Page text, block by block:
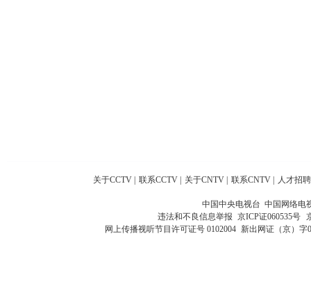
关于CCTV 联系CCTV 关于CNTV 联系CNTV 人才招聘
中国中央电视台 中国网络电
违法和不良信息举报 京ICP证060535号
网上传播视听节目许可证号 0102004 新出网证（京）